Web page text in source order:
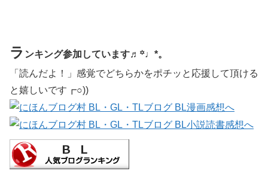
ラ ンキング参加しています♬꙳♩*。
「読んだよ！」感覚でどちらかをポチッと応援して頂ける
と嬉しいです┏○))